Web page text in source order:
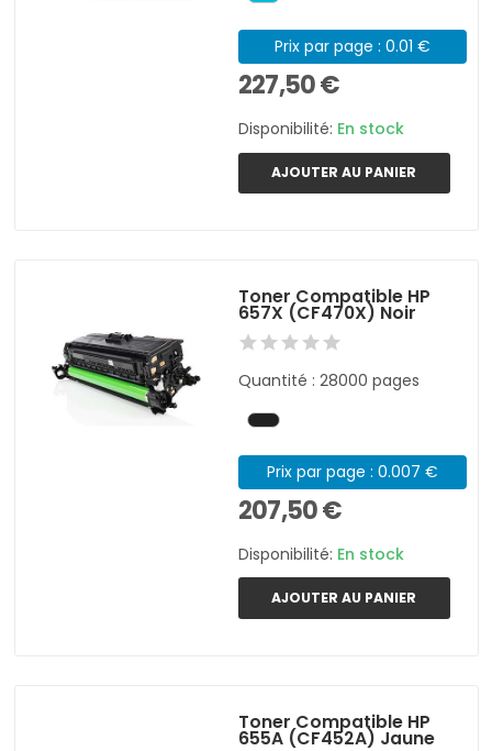
Prix par page : 0.01 €
227,50 €
Disponibilité: En stock
AJOUTER AU PANIER
Toner Compatible HP
657X (CF470X) Noir
Quantité : 28000 pages
Prix par page : 0.007 €
207,50 €
Disponibilité: En stock
AJOUTER AU PANIER
Toner Compatible HP
655A (CF452A) Jaune